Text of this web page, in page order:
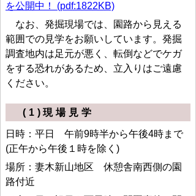
を公開中！ (pdf:1822KB)
なお、発掘現場では、園路から見える
範囲での見学をお願いしています。発掘
調査地内は足元が悪く、転倒などでケガ
をする恐れがあるため、立入りはご遠慮
ください。
(1)現場見学
日時：平日 午前9時半から午後4時まで
(正午から午後１時を除く)
場所：妻木新山地区 休憩舎南西側の園
路付近